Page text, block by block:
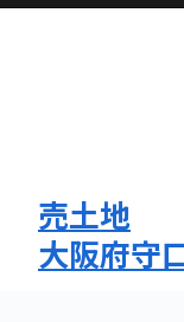
売土地
大阪府守